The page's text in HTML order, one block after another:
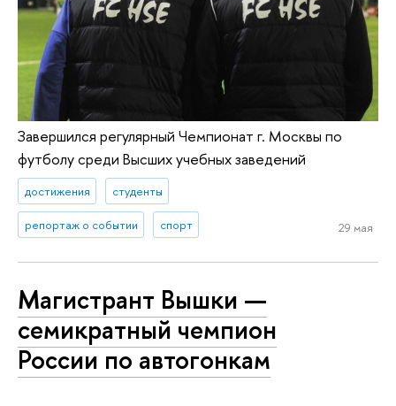
Завершился регулярный Чемпионат г. Москвы по
футболу среди Высших учебных заведений
достижения студенты
репортаж о событии спорт 29 мая
Магистрант Вышки —
семикратный чемпион
России по автогонкам